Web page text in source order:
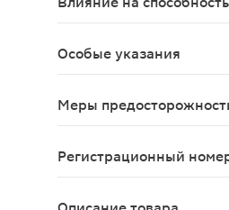
Особые указания
Меры
Регистрационный